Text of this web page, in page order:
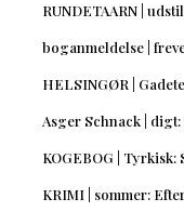
RUNDETAARN |
boganmeldelse |
HELSINGØR |
Asger Schnack |
KOGEBOG | Tyrkisk:
KRIMI | sommer: